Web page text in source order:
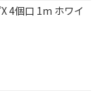
4個口 1m ホワイ